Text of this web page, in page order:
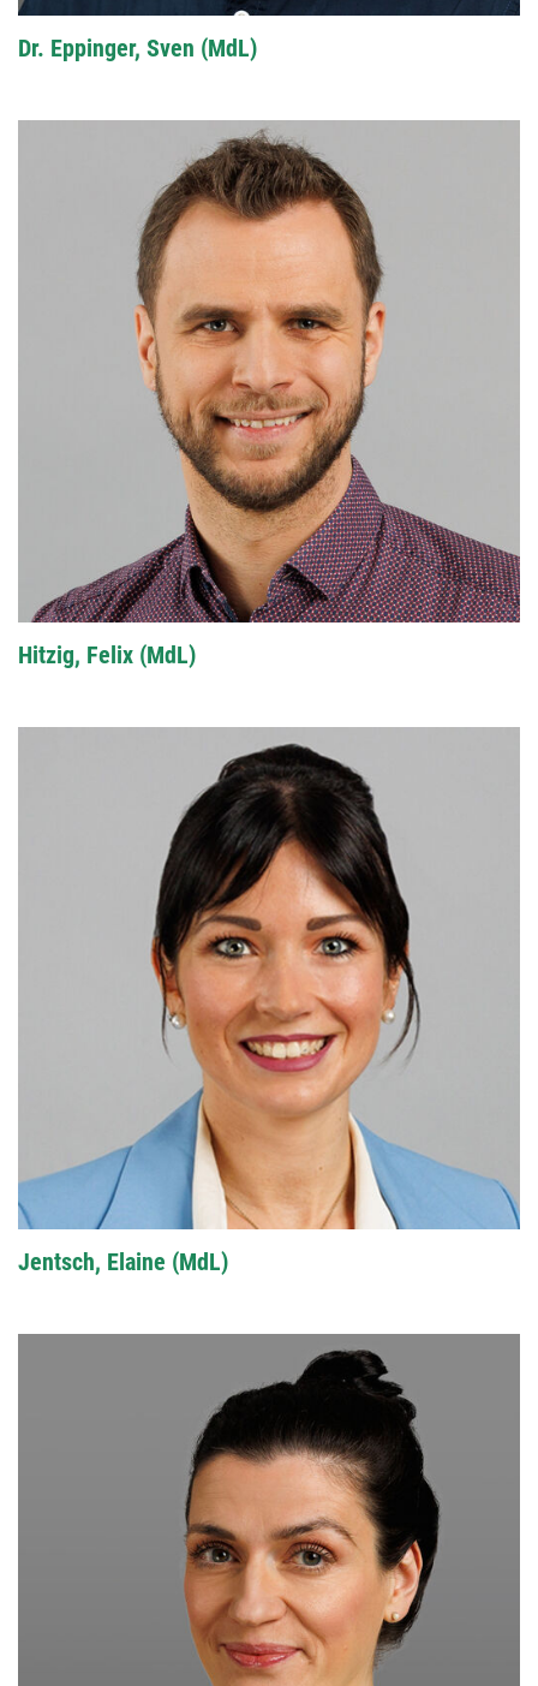
Dr. Eppinger, Sven (MdL)
Hitzig, Felix (MdL)
Jentsch, Elaine (MdL)